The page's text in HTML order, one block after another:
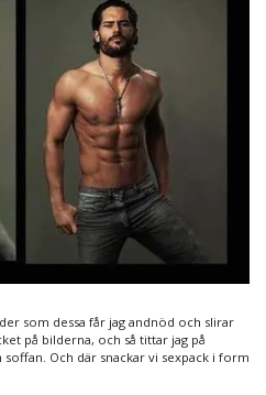
som dessa får jag andnöd och slirar
på bilderna, och så tittar jag på
Och där snackar vi sexpack i form